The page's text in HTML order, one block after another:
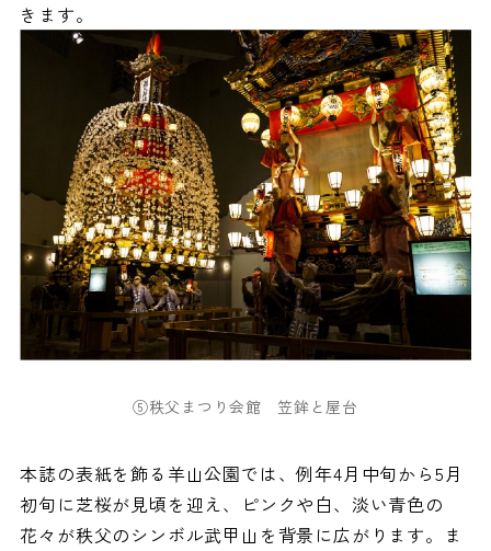
きます。
⑤秩父まつり会館 笠鉾と屋台
本誌の表紙を飾る羊山公園では、例年4月中旬から5月
初旬に芝桜が見頃を迎え、ピンクや白、淡い青色の
花々が秩父のシンボル武甲山を背景に広がります。ま